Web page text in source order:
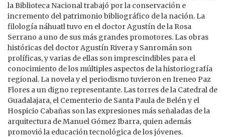
la Biblioteca Nacional trabajó por la conservación e
incremento del patrimonio bibliográfico de la nación. La
filología náhuatl tuvo en el doctor Agustín de la Rosa
Serrano a uno de sus más grandes promotores. Las obras
históricas del doctor Agustín Rivera y Sanromán son
prolíficas, y varias de ellas son imprescindibles para el
conocimiento de los múltiples aspectos de la historiografía
regional. La novela y el periodismo tuvieron en Ireneo Paz
Flores a un digno representante. Las torres de la Catedral de
Guadalajara, el Cementerio de Santa Paula de Belén y el
Hospicio Cabañas son las expresiones más señaladas de la
arquitectura de Manuel Gómez Ibarra, quien además
promovió la educación tecnológica de los jóvenes.